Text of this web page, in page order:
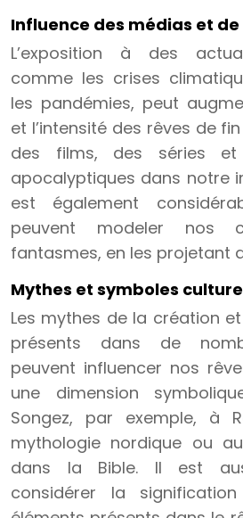
Influence des médias et
L’exposition à des
comme les crises
les pandémies, peut
et l’intensité des rêves de
des films, des séries
apocalyptiques dans notre
est également
peuvent modeler nos
fantasmes, en les projetant
Mythes et symboles
Les mythes de la création
présents dans de
peuvent influencer nos
une dimension
Songez, par exemple, à
mythologie nordique ou
dans la Bible. Il est
considérer la